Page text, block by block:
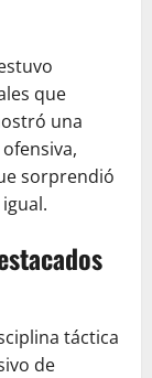
que
una
sorprendió
táctica
de